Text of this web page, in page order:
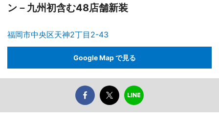
ン－九州初含む48店舗新装
福岡市中央区天神2丁目2-43
Google Map で見る